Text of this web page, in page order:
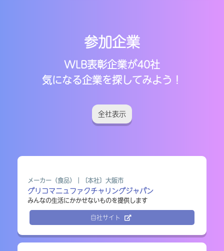
参加企業
WLB表彰企業が40社
気になる企業を探してみよう！
全社表示
設計開発・製作｜〔本社〕姫路市
アイベステクノ
安定業界でグイグイ成長↑さぁご一緒に！
自社サイト
メーカー（食品）｜〔本社〕大阪市
グリコマニュファクチャリングジャパン
みんなの生活にかかせないものを提供します
自社サイト